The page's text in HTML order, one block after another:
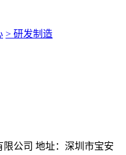
> 研发制造
公司 地址：深圳市宝安